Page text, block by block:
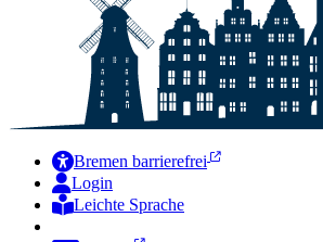
Bremen barrierefrei
Login
Leichte Sprache